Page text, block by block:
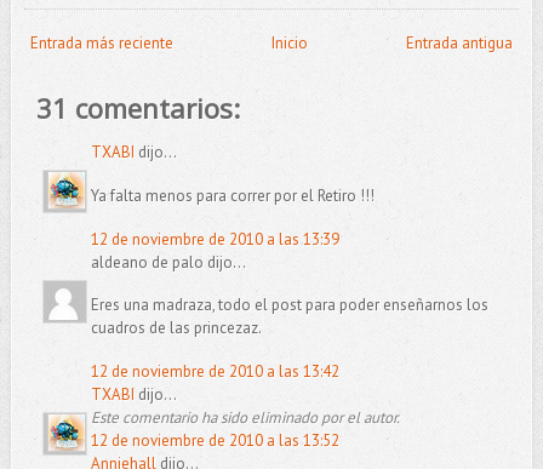
Entrada más reciente Entrada antigua
Inicio
31 comentarios:
TXABI dijo...
Ya falta menos para correr por el Retiro !!!
12 de noviembre de 2010 a las 13:39
aldeano de palo dijo...
Eres una madraza, todo el post para poder enseñarnos los
cuadros de las princezaz.
12 de noviembre de 2010 a las 13:42
TXABI dijo...
Este comentario ha sido eliminado por el autor.
12 de noviembre de 2010 a las 13:52
Anniehalldijo...